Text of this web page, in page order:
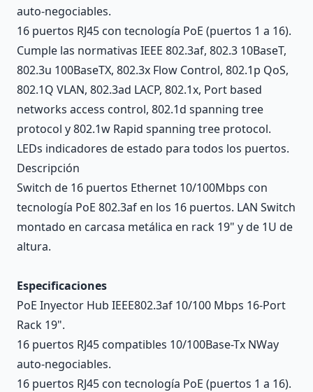
auto-negociables.
16 puertos RJ45 con tecnología PoE (puertos 1 a 16).
Cumple las normativas IEEE 802.3af, 802.3 10BaseT,
802.3u 100BaseTX, 802.3x Flow Control, 802.1p QoS,
802.1Q VLAN, 802.3ad LACP, 802.1x, Port based
networks access control, 802.1d spanning tree
protocol y 802.1w Rapid spanning tree protocol.
LEDs indicadores de estado para todos los puertos.
Descripción
Switch de 16 puertos Ethernet 10/100Mbps con
tecnología PoE 802.3af en los 16 puertos. LAN Switch
montado en carcasa metálica en rack 19" y de 1U de
altura.
Especificaciones
PoE Inyector Hub IEEE802.3af 10/100 Mbps 16-Port
Rack 19".
16 puertos RJ45 compatibles 10/100Base-Tx NWay
auto-negociables.
16 puertos RJ45 con tecnología PoE (puertos 1 a 16).